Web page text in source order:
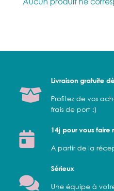
Livraison gratuite
Profitez de vos
frais de port :)
14j pour vous faire
A partir de la
Sérieux
Une équipe à